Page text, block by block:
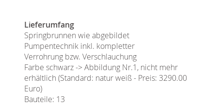
Lieferumfang
Springbrunnen wie abgebildet
Pumpentechnik inkl. kompletter
Verrohrung bzw. Verschlauchung
Farbe schwarz -> Abbildung Nr.1, nicht mehr
erhältlich (Standard: natur weiß - Preis: 3290.00
Euro)
Bauteile: 13